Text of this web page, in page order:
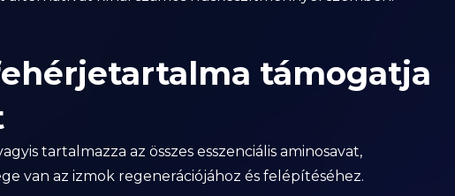
támogatja
tartalmazza az összes esszenciális aminosavat,
van az izmok regenerációjához és felépítéséhez.